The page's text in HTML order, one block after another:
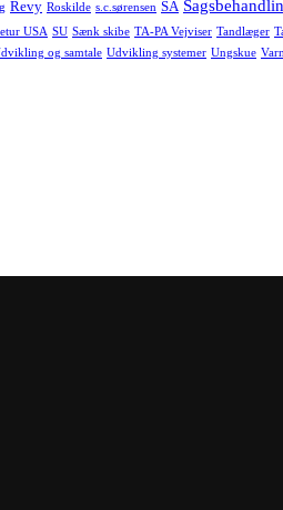
Revy Roskilde s.c.sørensen SA
USA SU Sænk skibe TA-PA Vejviser Tandlæger
og samtale Udvikling systemer Ungskue